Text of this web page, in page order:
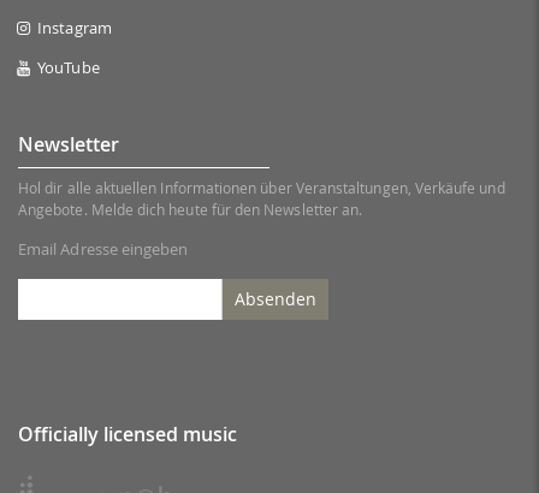
Instagram
YouTube
Newsletter
Hol dir alle aktuellen Informationen über Veranstaltungen, Verkäufe und
Angebote. Melde dich heute für den Newsletter an.
Email Adresse eingeben
Absenden
Officially licensed music